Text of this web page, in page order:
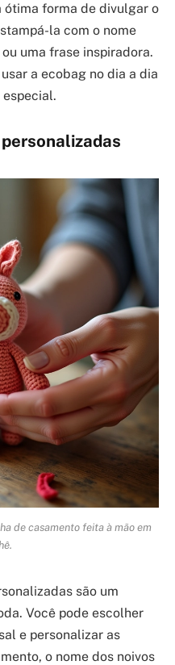
ótima forma de divulgar o
la com o nome
uma frase inspiradora.
a ecobag no dia a dia
de casamento feita à mão em
são um
Você pode escolher
e personalizar as
o nome dos noivos